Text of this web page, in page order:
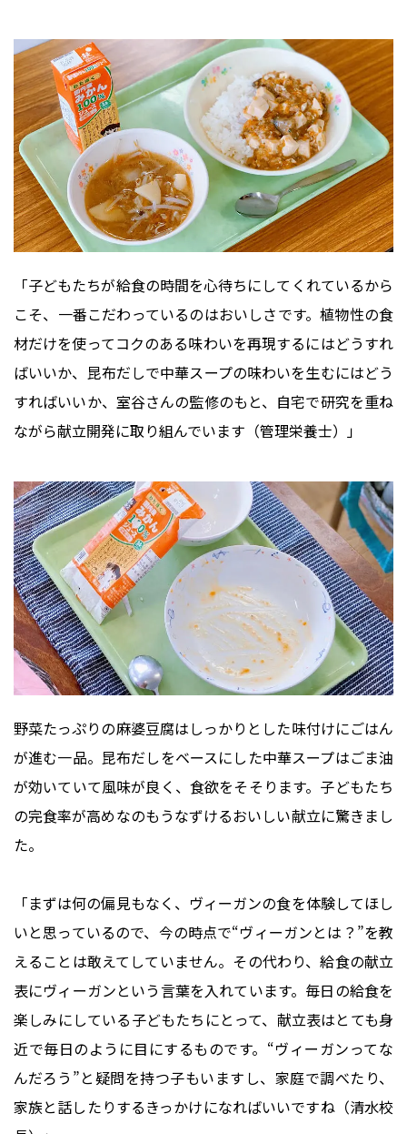
「子どもたちが給食の時間を心待ちにしてくれているから
こそ、一番こだわっているのはおいしさです。植物性の食
材だけを使ってコクのある味わいを再現するにはどうすれ
ばいいか、昆布だしで中華スープの味わいを生むにはどう
すればいいか、室谷さんの監修のもと、自宅で研究を重ね
ながら献立開発に取り組んでいます（管理栄養士）」
野菜たっぷりの麻婆豆腐はしっかりとした味付けにごはん
が進む一品。昆布だしをベースにした中華スープはごま油
が効いていて風味が良く、食欲をそそります。子どもたち
の完食率が高めなのもうなずけるおいしい献立に驚きまし
た。
「まずは何の偏見もなく、ヴィーガンの食を体験してほし
いと思っているので、今の時点で“ヴィーガンとは？”を教
えることは敢えてしていません。その代わり、給食の献立
表にヴィーガンという言葉を入れています。毎日の給食を
楽しみにしている子どもたちにとって、献立表はとても身
近で毎日のように目にするものです。“ヴィーガンってな
んだろう”と疑問を持つ子もいますし、家庭で調べたり、
家族と話したりするきっかけになればいいですね（清水校